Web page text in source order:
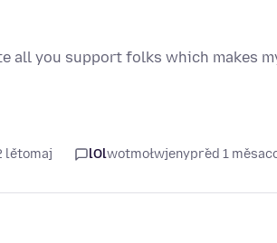
all you support folks which makes
lětomaj lOlwotmołwjenypřed 1